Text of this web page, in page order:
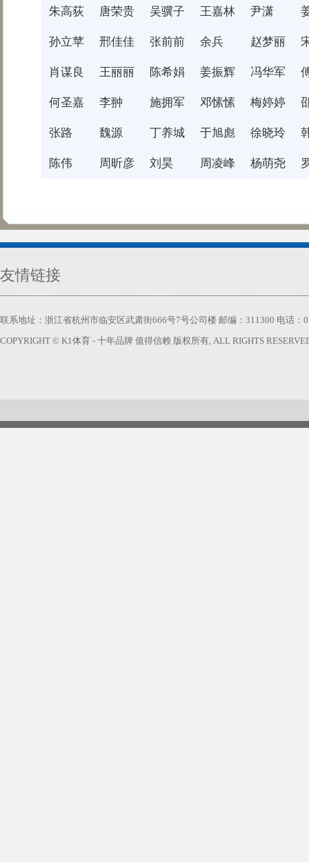
朱高荻 唐荣贵 吴骥子 ​王嘉林 尹潇
孙立苹 邢佳佳 张前前 余兵 赵梦丽
肖谋良 王丽丽 陈希娟 ​姜振辉 冯华军
何圣嘉 李翀 施拥军 邓愫愫 梅婷婷
张路 魏源 丁养城 ​于旭彪 徐晓玲
陈伟 周昕彦 刘昊 周凌峰 杨萌尧
友情链接
联系地址：浙江省杭州市临安区武肃街666号7号公司楼 邮编：311300 电话：
COPYRIGHT © K1体育 - 十年品牌 值得信赖 版权所有, ALL RIGHTS